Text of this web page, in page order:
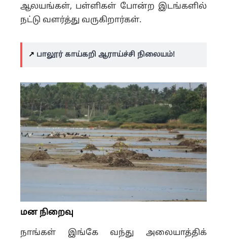
ஆலயங்கள், பள்ளிகள் போன்ற இடங்களில்
நட்டு வளர்த்து வருகிறார்கள்.
↗️ பாலூர் காய்கறி ஆராய்ச்சி நிலையம்!
மன நிறைவு
நாங்கள் இங்கே வந்து அலையாத்திக்